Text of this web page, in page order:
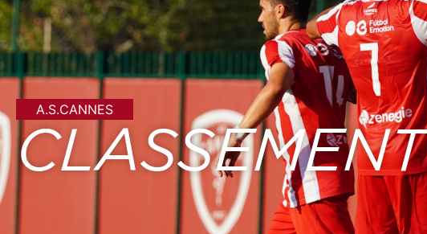
A.S.CANNES
CLASSEMENT